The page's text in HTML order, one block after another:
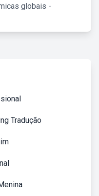
globais -
Tradução